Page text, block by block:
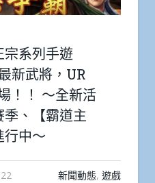
宗系列手遊
新武將，UR
！！ ～全新活
、【霸道主
行中～
新聞動態, 遊戲